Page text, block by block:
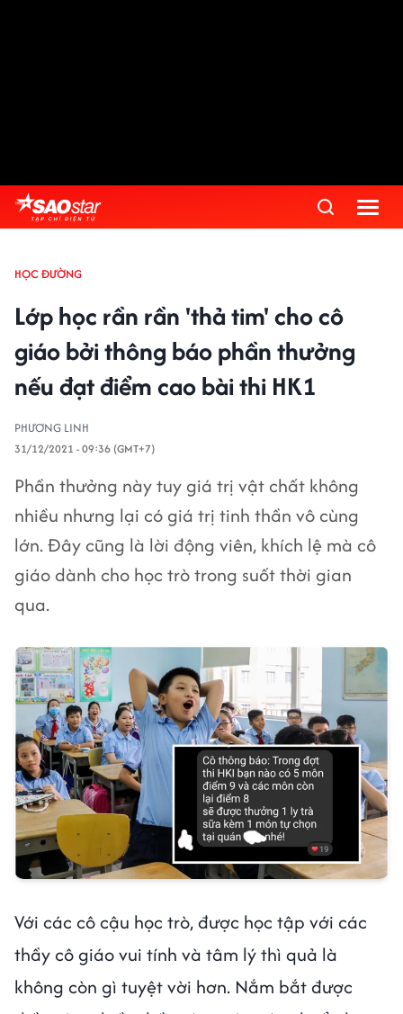
HỌC ĐƯỜNG
Lớp học rần rần 'thả tim' cho cô
giáo bởi thông báo phần thưởng
nếu đạt điểm cao bài thi HK1
PHƯƠNG LINH
31/12/2021 - 09:36 (GMT+7)
Phần thưởng này tuy giá trị vật chất không
nhiều nhưng lại có giá trị tinh thần vô cùng
lớn. Đây cũng là lời động viên, khích lệ mà cô
giáo dành cho học trò trong suốt thời gian
qua.
Với các cô cậu học trò, được học tập với các
thầy cô giáo vui tính và tâm lý thì quả là
không còn gì tuyệt vời hơn. Nắm bắt được